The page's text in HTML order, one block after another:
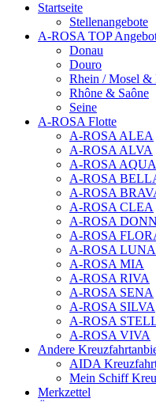
Startseite
Stellenangebote
A-ROSA TOP
Donau
Douro
Rhein / Mosel &
Rhône & Saône
Seine
A-ROSA Flotte
A-ROSA ALEA
A-ROSA ALVA
A-ROSA AQUA
A-ROSA
A-ROSA
A-ROSA CLEA
A-ROSA
A-ROSA
A-ROSA LUNA
A-ROSA MIA
A-ROSA RIVA
A-ROSA SENA
A-ROSA SILVA
A-ROSA
A-ROSA VIVA
Andere
AIDA
Mein Schiff
Merkzettel